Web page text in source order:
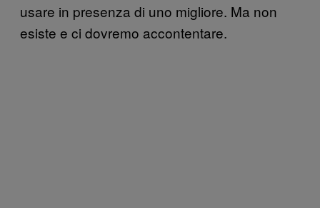
usare in presenza di uno migliore. Ma non
esiste e ci dovremo accontentare.